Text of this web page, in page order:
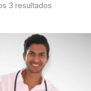
3 resultados